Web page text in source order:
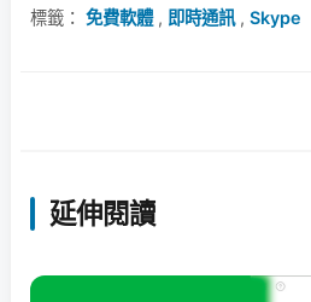
標籤： 免費軟體, 即時通訊, Skype
延伸閱讀